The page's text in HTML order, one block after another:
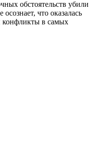
обстоятельств убили
что оказалась
конфликты в самых